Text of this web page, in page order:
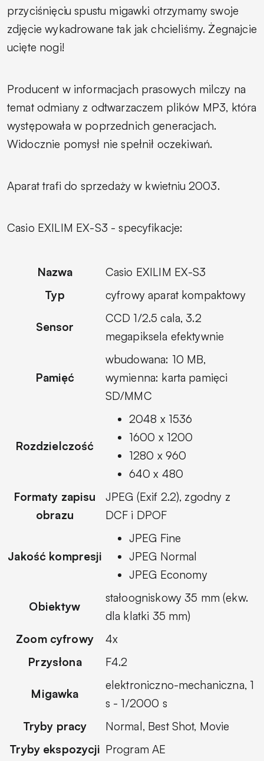
przyciśnięciu spustu migawki otrzymamy swoje
zdjęcie wykadrowane tak jak chcieliśmy. Żegnajcie
ucięte nogi!
Producent w informacjach prasowych milczy na
temat odmiany z odtwarzaczem plików MP3, która
występowała w poprzednich generacjach.
Widocznie pomysł nie spełnił oczekiwań.
Aparat trafi do sprzedaży w kwietniu 2003.
Casio EXILIM EX-S3 - specyfikacje:
Nazwa
Casio EXILIM EX-S3
Typ
cyfrowy aparat kompaktowy
Sensor
CCD 1/2.5 cala, 3.2
megapiksela efektywnie
Pamięć
wbudowana: 10 MB,
wymienna: karta pamięci
SD/MMC
Rozdzielczość
2048 x 1536
1600 x 1200
1280 x 960
640 x 480
Formaty zapisu
obrazu
JPEG (Exif 2.2), zgodny z
DCF i DPOF
Jakość kompresji
JPEG Fine
JPEG Normal
JPEG Economy
Obiektyw
stałoogniskowy 35 mm (ekw.
dla klatki 35 mm)
Zoom cyfrowy
4x
Przysłona
F4.2
Migawka
elektroniczno-mechaniczna, 1
s - 1/2000 s
Tryby pracy
Normal, Best Shot, Movie
Tryby ekspozycji Program AE